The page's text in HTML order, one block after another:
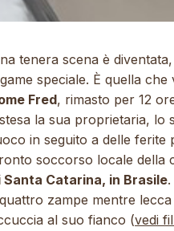
tenera scena è
speciale. È quella
Fred, rimasto per 12
la sua proprietaria, lo
in seguito a delle ferite
soccorso locale della
Santa Catarina, in Brasile
zampe mentre
al suo fianco (vedi